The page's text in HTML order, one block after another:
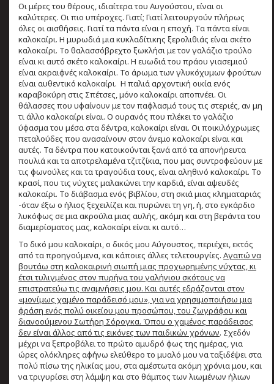
Οι μέρες του θέρους, ιδιαίτερα του Αυγούστου, είναι οι
καλύτερες. Οι πιο υπέροχες. Γιατί; Γιατί λειτουργούν πλήρως
όλες οι αισθήσεις. Γιατί τα πάντα είναι η εποχή. Τα πάντα είναι
καλοκαίρι. Η μυρωδιά μια κυκλαδίτικης ξερολιθιάς είναι σκέτο
καλοκαίρι. Το θαλασσόβρεχτο ξωκλήσι με τον γαλάζιο τρούλο
είναι κι αυτό σκέτο καλοκαίρι. Η ευωδιά του πράου γιασεμιού
είναι ακραιφνές καλοκαίρι. Το άρωμα των γλυκόχυμων φρούτων
είναι αυθεντικό καλοκαίρι. Η παλιά αρχοντική οικία ενός
καραβοκύρη στις Σπέτσες, μόνο καλοκαίρι αποπνέει. Οι
θάλασσες που υφαίνουν με τον παφλασμό τους τις στεριές, αν μη
τι άλλο καλοκαίρι είναι. Ο ουρανός που πλέκει το γαλάζιο
ύφασμα του μέσα στα δέντρα, καλοκαίρι είναι. Οι ποικιλόχρωμες
πεταλούδες που ανασαίνουν στον άνεμο καλοκαίρι είναι και
αυτές. Τα δέντρα που κατοικούνται ξανά από τα απονήρευτα
πουλιά και τα αποτρελαμένα τζιτζίκια, που μας συντροφεύουν με
τις φωνούλες και τα τραγούδια τους, είναι αληθινό καλοκαίρι. Το
κρασί, που τις νύχτες μαλακώνει την καρδιά, είναι αψευδές
καλοκαίρι. Το διάβασμα ενός βιβλίου, στη σκιά μιας κληματαριάς
-όταν έξω ο ήλιος ξεχειλίζει και πυρώνει τη γη, ή, στο εγκάρδιο
λυκόφως σε μια ακρούλα μιας αυλής, ακόμη και στη βεράντα του
διαμερίσματος μας, καλοκαίρι είναι κι αυτό…
Το δικό μου καλοκαίρι, ο δικός μου Αύγουστος, περιέχει, εκτός
από τα προηγούμενα, και κάποιες άλλες τελετουργίες. Αγαπώ να
βουτάω στη καλοκαιρινή σιωπή μιας προχωρημένης νύχτας, κι
έτσι τυλιγμένος στον πυρήνα του γαλήνιου σκότους να
επιστρατεύω τις αναμνήσεις μου. Και αυτές εδράζονται στον
«μονίμως χαμένο παράδεισό μου», για να χρησιμοποιήσω μια
φράση ενός πολύ οικείου μου προσώπου, του ζωγράφου και
διανοούμενου Σωτήρη Σόρογκα. Όπου ο χαμένος παράδεισος
δεν είναι άλλος από τις εικόνες των παιδικών χρόνων. Σχεδόν
μέχρι να ξεπροβάλει το πρώτο αμυδρό φως της ημέρας, για
ώρες ολόκληρες αφήνω ελεύθερο το μυαλό μου να ταξιδέψει στα
πολύ πίσω της ηλικίας μου, στα αμέστωτα ακόμη χρόνια μου, και
να τριγυρίσει στη λάμψη και στο θάμπος των λιωμένων ήλιων